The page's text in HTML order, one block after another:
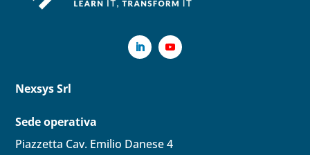
Nexsys Srl
Sede operativa
Piazzetta Cav. Emilio Danese 4